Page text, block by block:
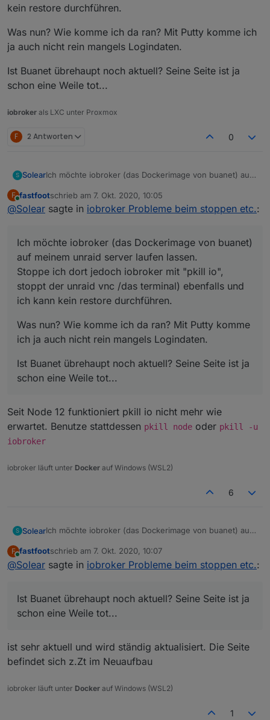
kein restore durchführen.
Was nun? Wie komme ich da ran? Mit Putty komme ich
ja auch nicht rein mangels Logindaten.
Ist Buanet übrehaupt noch aktuell? Seine Seite ist ja
schon eine Weile tot...
iobroker als LXC unter Proxmox
F 2 Antworten 0
S SolearIch möchte iobroker (das Dockerimage von buanet) auf
Stoppe ich dort jedoch iobroker mit "pkill io", stoppt der
unraid vnc /das terminal) ebenfalls und ich kann kein
Was nun? Wie komme ich da ran? Mit Putty komme ich
ja auch nicht rein mangels Logindaten.
F
Online
fastfootschrieb am 7. Okt. 2020, 10:05
zuletzt editiert von
@Solear sagte in iobroker Probleme beim stoppen etc.:
Ich möchte iobroker (das Dockerimage von buanet)
auf meinem unraid server laufen lassen.
Stoppe ich dort jedoch iobroker mit "pkill io",
stoppt der unraid vnc /das terminal) ebenfalls und
ich kann kein restore durchführen.
Was nun? Wie komme ich da ran? Mit Putty komme
ich ja auch nicht rein mangels Logindaten.
Ist Buanet übrehaupt noch aktuell? Seine Seite ist ja
schon eine Weile tot...
Seit Node 12 funktioniert pkill io nicht mehr wie
erwartet. Benutze stattdessen pkill node oder pkill -u
iobroker
iobroker läuft unter Docker auf Windows (WSL2)
6
S SolearIch möchte iobroker (das Dockerimage von buanet) auf
Stoppe ich dort jedoch iobroker mit "pkill io", stoppt der
unraid vnc /das terminal) ebenfalls und ich kann kein
Was nun? Wie komme ich da ran? Mit Putty komme ich
ja auch nicht rein mangels Logindaten.
F
Online
fastfootschrieb am 7. Okt. 2020, 10:07
zuletzt editiert von
@Solear sagte in iobroker Probleme beim stoppen etc.:
Ist Buanet übrehaupt noch aktuell? Seine Seite ist ja
schon eine Weile tot...
ist sehr aktuell und wird ständig aktualisiert. Die Seite
befindet sich z.Zt im Neuaufbau
iobroker läuft unter Docker auf Windows (WSL2)
1